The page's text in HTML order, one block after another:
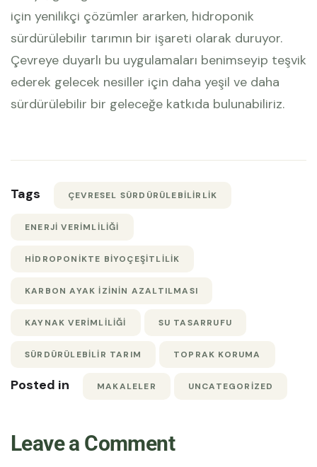
için yenilikçi çözümler ararken, hidroponik
sürdürülebilir tarımın bir işareti olarak duruyor.
Çevreye duyarlı bu uygulamaları benimseyip teşvik
ederek gelecek nesiller için daha yeşil ve daha
sürdürülebilir bir geleceğe katkıda bulunabiliriz.
Tags ÇEVRESEL SÜRDÜRÜLEBILIRLIK
ENERJI VERIMLILIĞI
HIDROPONIKTE BIYOÇEŞITLILIK
KARBON AYAK İZININ AZALTILMASI
KAYNAK VERIMLILIĞI SU TASARRUFU
SÜRDÜRÜLEBILIR TARIM TOPRAK KORUMA
Posted in MAKALELER UNCATEGORIZED
Leave a Comment